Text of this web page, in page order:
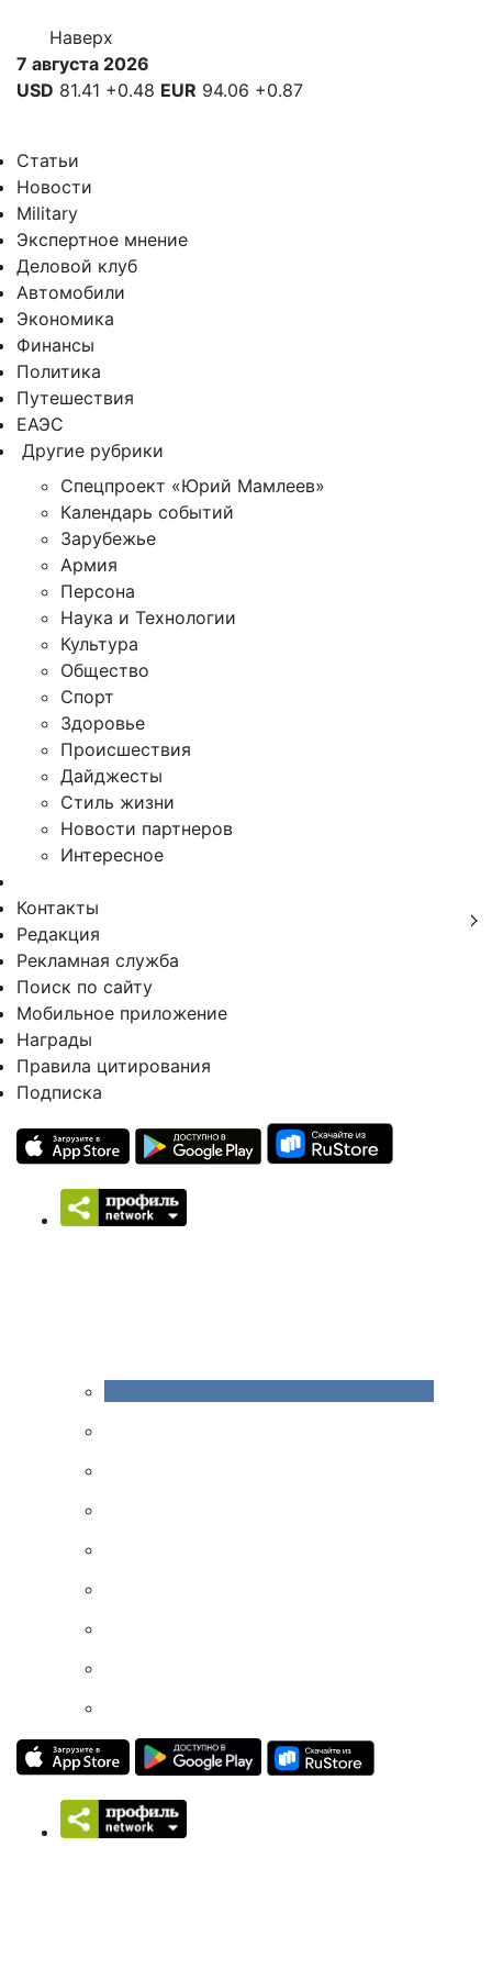
Наверх
7 августа 2026
USD 81.41 +0.48 EUR 94.06 +0.87
Статьи
Новости
Military
Экспертное мнение
Деловой клуб
Автомобили
Экономика
Финансы
Политика
Путешествия
ЕАЭС
Другие рубрики
Спецпроект «Юрий Мамлеев»
Календарь событий
Зарубежье
Армия
Персона
Наука и Технологии
Культура
Общество
Спорт
Здоровье
Происшествия
Дайджесты
Стиль жизни
Новости партнеров
Интересное
Контакты
Редакция
Рекламная служба
Поиск по сайту
Мобильное приложение
Награды
Правила цитирования
Подписка